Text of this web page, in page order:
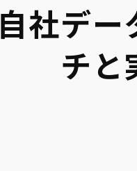
自社デ
チと